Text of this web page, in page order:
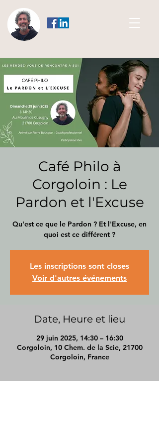
Café Philo à
Corgoloin : Le
Pardon et l'Excuse
Qu'est ce que le Pardon ? Et l'Excuse, en
quoi est ce différent ?
Les inscriptions sont closes
Voir d'autres événements
Date, Heure et lieu
29 juin 2025, 14:30 – 16:30
Corgoloin, 10 Chem. de la Scie, 21700
Corgoloin, France